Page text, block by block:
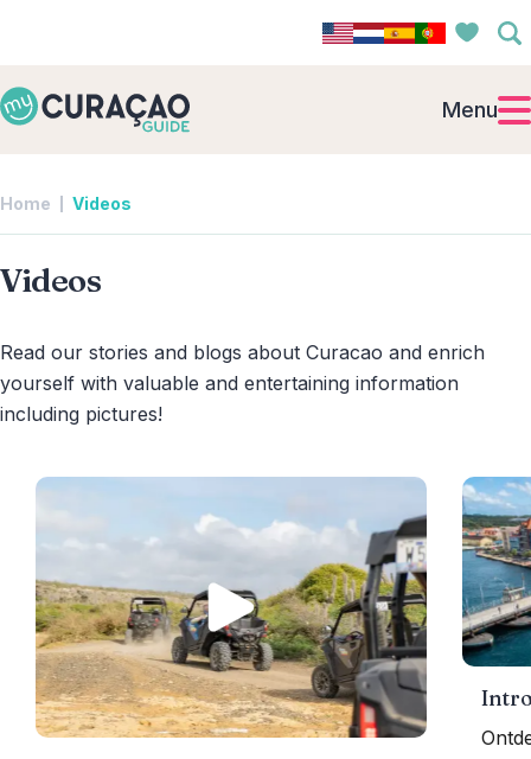
Menu
Home Videos
Videos
Read our stories and blogs about Curacao and enrich
yourself with valuable and entertaining information
including pictures!